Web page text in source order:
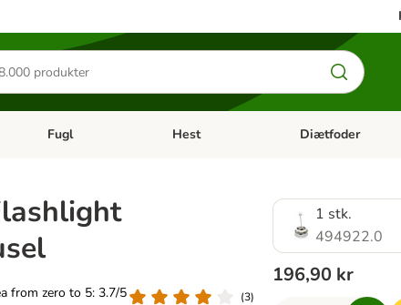
Gnaver
Åben kategori menu: Fisk
Fugl Åben kategori menu: Fugl
Hest Åben kategori
Diætfoder
from zero to 5: 3.7/5
(3)
1 stk.
494922.0
196,90 kr